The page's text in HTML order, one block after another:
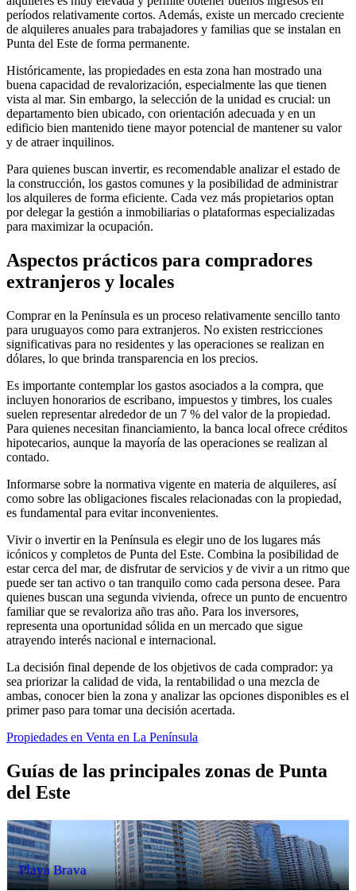
períodos relativamente cortos. Además, existe un mercado creciente
de alquileres anuales para trabajadores y familias que se instalan en
Punta del Este de forma permanente.
Históricamente, las propiedades en esta zona han mostrado una
buena capacidad de revalorización, especialmente las que tienen
vista al mar. Sin embargo, la selección de la unidad es crucial: un
departamento bien ubicado, con orientación adecuada y en un
edificio bien mantenido tiene mayor potencial de mantener su valor
y de atraer inquilinos.
Para quienes buscan invertir, es recomendable analizar el estado de
la construcción, los gastos comunes y la posibilidad de administrar
los alquileres de forma eficiente. Cada vez más propietarios optan
por delegar la gestión a inmobiliarias o plataformas especializadas
para maximizar la ocupación.
Aspectos prácticos para compradores
extranjeros y locales
Comprar en la Península es un proceso relativamente sencillo tanto
para uruguayos como para extranjeros. No existen restricciones
significativas para no residentes y las operaciones se realizan en
dólares, lo que brinda transparencia en los precios.
Es importante contemplar los gastos asociados a la compra, que
incluyen honorarios de escribano, impuestos y timbres, los cuales
suelen representar alrededor de un 7 % del valor de la propiedad.
Para quienes necesitan financiamiento, la banca local ofrece créditos
hipotecarios, aunque la mayoría de las operaciones se realizan al
contado.
Informarse sobre la normativa vigente en materia de alquileres, así
como sobre las obligaciones fiscales relacionadas con la propiedad,
es fundamental para evitar inconvenientes.
Vivir o invertir en la Península es elegir uno de los lugares más
icónicos y completos de Punta del Este. Combina la posibilidad de
estar cerca del mar, de disfrutar de servicios y de vivir a un ritmo que
puede ser tan activo o tan tranquilo como cada persona desee. Para
quienes buscan una segunda vivienda, ofrece un punto de encuentro
familiar que se revaloriza año tras año. Para los inversores,
representa una oportunidad sólida en un mercado que sigue
atrayendo interés nacional e internacional.
La decisión final depende de los objetivos de cada comprador: ya
sea priorizar la calidad de vida, la rentabilidad o una mezcla de
ambas, conocer bien la zona y analizar las opciones disponibles es el
primer paso para tomar una decisión acertada.
Propiedades en Venta en La Península
Guías de las principales zonas de Punta
del Este
Playa Brava